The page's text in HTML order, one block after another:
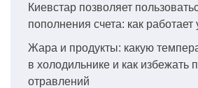
Киевстар позволяет
пополнения счета: как работает
Жара и продукты: какую
в холодильнике и как избежать
отравлений